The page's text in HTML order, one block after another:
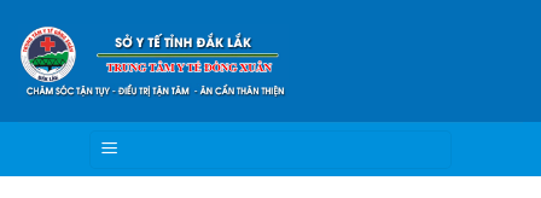
content